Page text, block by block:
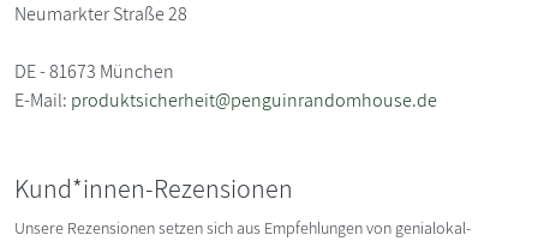
Neumarkter Straße 28
DE - 81673 München
E-Mail: produktsicherheit@penguinrandomhouse.de
Kund*innen-Rezensionen
Unsere Rezensionen setzen sich aus Empfehlungen von genialokal-